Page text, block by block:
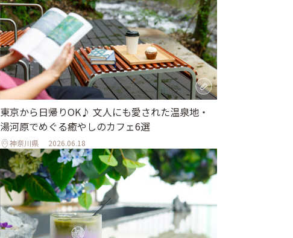
東京から日帰りOK♪ 文人にも愛された温泉地・
湯河原でめぐる癒やしのカフェ6選
神奈川県 2026.06.18